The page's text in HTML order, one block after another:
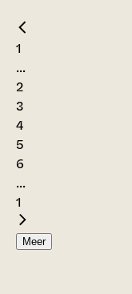
1
...
2
3
4
5
6
...
1
Meer